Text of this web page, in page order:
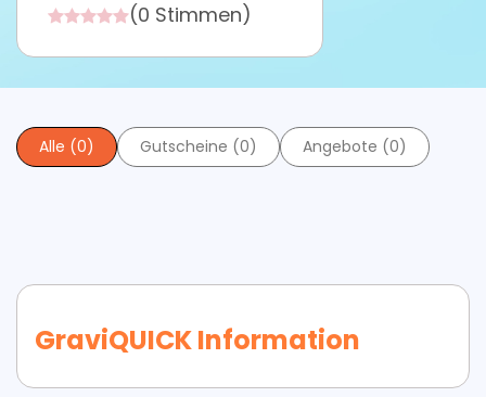
(0 Stimmen)
Alle (0) Gutscheine (0) Angebote (0)
GraviQUICK Information